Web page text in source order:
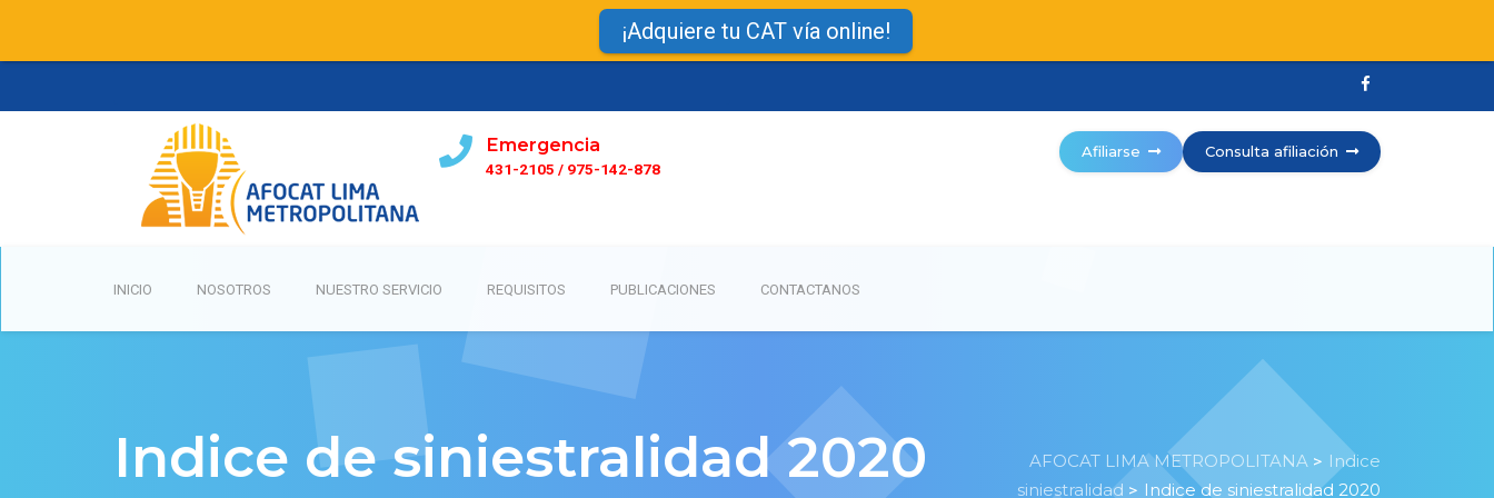
Emergencia
431-2105 / 975-142-878
Consulta afiliación
Afiliarse
INICIO NOSOTROS NUESTRO SERVICIO REQUISITOS PUBLICACIONES CONTACTANOS
Indice de siniestralidad 2020 AFOCAT LIMA METROPOLITANA > Indice
siniestralidad > Indice de siniestralidad 2020
¡Adquiere tu CAT vía online!